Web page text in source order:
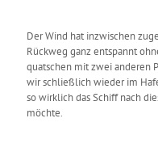
Der Wind hat inzwischen
Rückweg ganz entspannt
quatschen mit zwei anderen
wir schließlich wieder im
so wirklich das Schiff nach
möchte.